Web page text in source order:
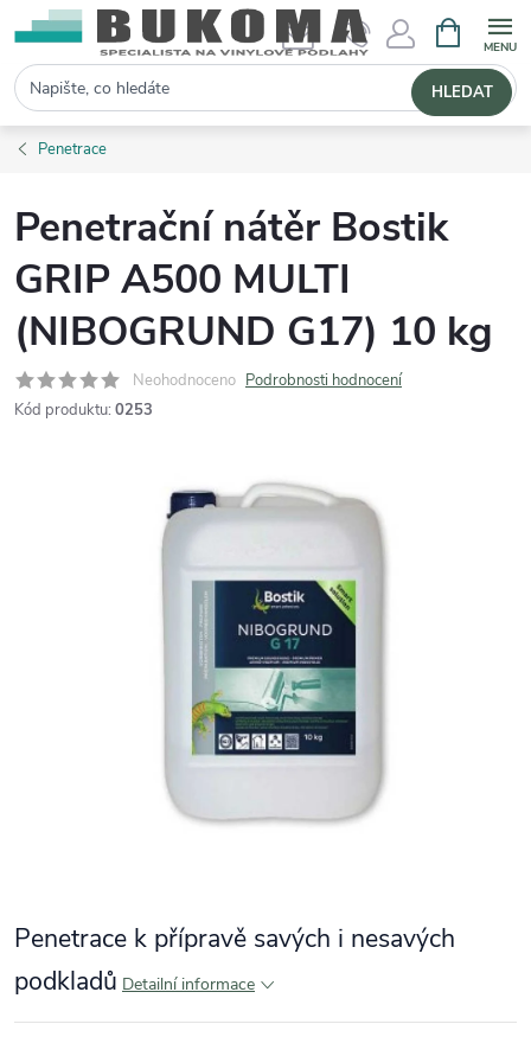
Hledat HLEDAT
Penetrace
Penetrační nátěr Bostik
GRIP A500 MULTI
(NIBOGRUND G17) 10 kg
Neohodnoceno Podrobnosti hodnocení
Kód produktu: 0253
Penetrace k přípravě savých i nesavých
podkladů Detailní informace